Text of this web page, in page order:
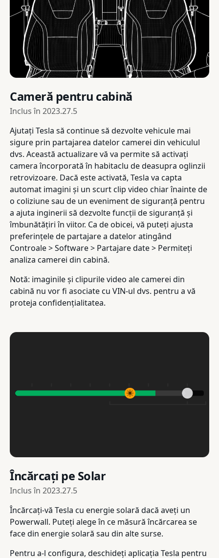
Cameră pentru cabină
Inclus în 2023.27.5
Ajutați Tesla să continue să dezvolte vehicule mai
sigure prin partajarea datelor camerei din vehiculul
dvs. Această actualizare vă va permite să activați
camera încorporată în habitaclu de deasupra oglinzii
retrovizoare. Dacă este activată, Tesla va capta
automat imagini și un scurt clip video chiar înainte de
o coliziune sau de un eveniment de siguranță pentru
a ajuta inginerii să dezvolte funcții de siguranță și
îmbunătățiri în viitor. Ca de obicei, vă puteți ajusta
preferințele de partajare a datelor atingând
Controale > Software > Partajare date > Permiteți
analiza camerei din cabină.
Notă: imaginile și clipurile video ale camerei din
cabină nu vor fi asociate cu VIN-ul dvs. pentru a vă
proteja confidențialitatea.
Încărcați pe Solar
Inclus în 2023.27.5
Încărcați-vă Tesla cu energie solară dacă aveți un
Powerwall. Puteți alege în ce măsură încărcarea se
face din energie solară sau din alte surse.
Pentru a-l configura, deschideți aplicația Tesla pentru